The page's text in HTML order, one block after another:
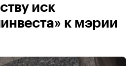
иск
к мэрии